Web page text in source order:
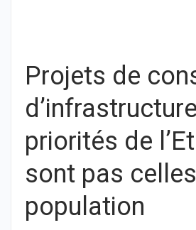
Projets de
priorités de
sont pas
population